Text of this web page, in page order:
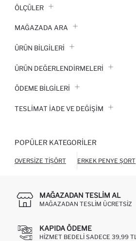
ÖLÇÜLER
MAĞAZADA ARA
ÜRÜN BILGILERI
ÜRÜN DEĞERLENDİRMELERİ
ÖDEME BİLGİLERİ
TESLIMAT İADE VE DEĞIŞIM
POPÜLER KATEGORILER
OVERSIZE TIŞÖRT ERKEK PENYE ŞORT
MAĞAZADAN TESLIM AL
MAĞAZADAN TESLIM ÜCRETSIZ
KAPIDA ÖDEME
HIZMET BEDELI SADECE 39,99 TL